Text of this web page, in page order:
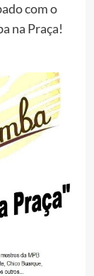
com o
na Praça!